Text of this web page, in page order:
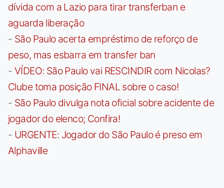
dívida com a Lazio para tirar transferban e
aguarda liberação
- São Paulo acerta empréstimo de reforço de
peso, mas esbarra em transfer ban
- VÍDEO: São Paulo vai RESCINDIR com Nicolas?
Clube toma posição FINAL sobre o caso!
- São Paulo divulga nota oficial sobre acidente de
jogador do elenco; Confira!
- URGENTE: Jogador do São Paulo é preso em
Alphaville